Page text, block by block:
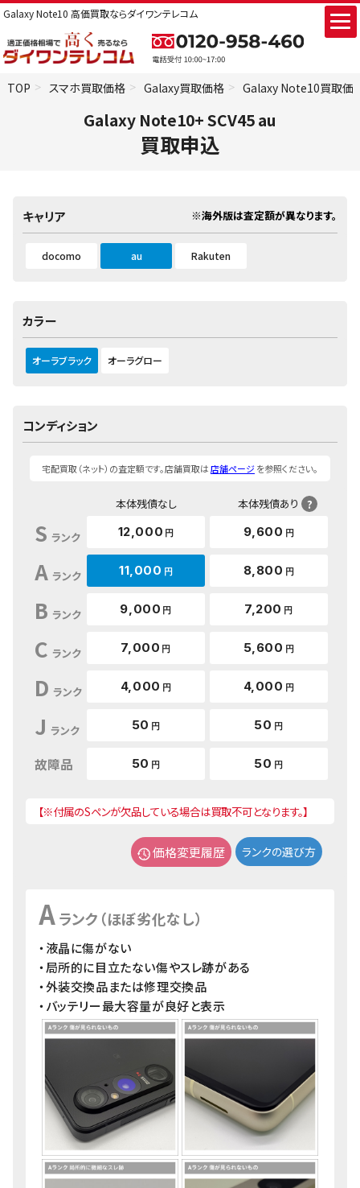
Galaxy Note10 高価買取ならダイワンテレコム
TOP スマホ買取価格 Galaxy買取価格 Galaxy Note10買取価
Galaxy Note10+ SCV45 au
買取申込
キャリア ※海外版は査定額が異なります。
docomo au Rakuten
カラー
オーラブラック オーラグロー
コンディション
宅配買取（ネット）の査定額です。店舗買取は店舗ページを参照ください。
本体残債なし 本体残債あり ?
S ランク 12,000 円 9,600 円
A ランク 11,000 円 8,800 円
B ランク 9,000 円 7,200 円
C ランク 7,000 円 5,600 円
D ランク 4,000 円 4,000 円
J ランク 50 円 50 円
故障品 50 円 50 円
【※付属のSペンが欠品している場合は買取不可となります。】
価格変更履歴 ランクの選び方
Aランク（ほぼ劣化なし）
・液晶に傷がない
・局所的に目立たない傷やスレ跡がある
・外装交換品または修理交換品
・バッテリー最大容量が良好と表示